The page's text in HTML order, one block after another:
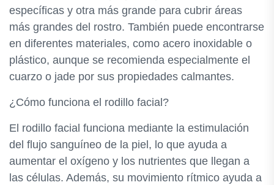
específicas y otra más grande para cubrir áreas
más grandes del rostro. También puede encontrarse
en diferentes materiales, como acero inoxidable o
plástico, aunque se recomienda especialmente el
cuarzo o jade por sus propiedades calmantes.
¿Cómo funciona el rodillo facial?
El rodillo facial funciona mediante la estimulación
del flujo sanguíneo de la piel, lo que ayuda a
aumentar el oxígeno y los nutrientes que llegan a
las células. Además, su movimiento rítmico ayuda a